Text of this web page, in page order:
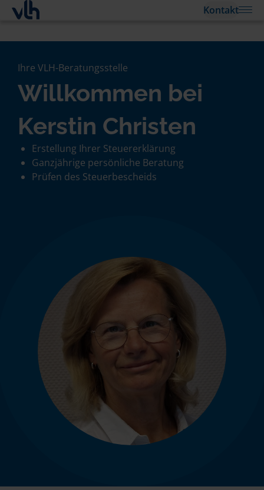
Kontakt
Ihre VLH-Beratungsstelle
Willkommen bei
Kerstin Christen
Erstellung Ihrer Steuererklärung
Ganzjährige persönliche Beratung
Prüfen des Steuerbescheids